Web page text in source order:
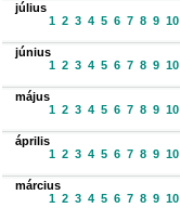
július
1 2 3 4 5 6 7 8 9 10
június
1 2 3 4 5 6 7 8 9 10
május
1 2 3 4 5 6 7 8 9 10
április
1 2 3 4 5 6 7 8 9 10
március
1 2 3 4 5 6 7 8 9 10